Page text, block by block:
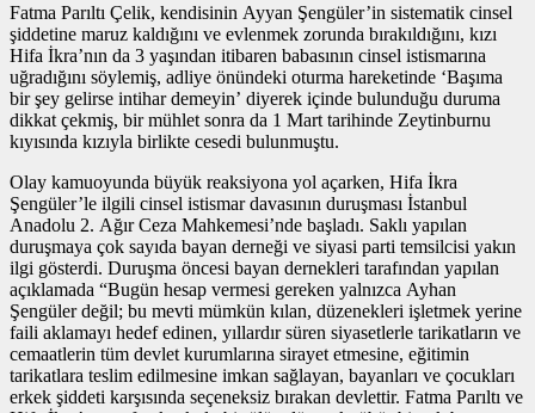
Fatma Parıltı Çelik, kendisinin Ayyan Şengüler’in sistematik cinsel
şiddetine maruz kaldığını ve evlenmek zorunda bırakıldığını, kızı
Hifa İkra’nın da 3 yaşından itibaren babasının cinsel istismarına
uğradığını söylemiş, adliye önündeki oturma hareketinde ‘Başıma
bir şey gelirse intihar demeyin’ diyerek içinde bulunduğu duruma
dikkat çekmiş, bir mühlet sonra da 1 Mart tarihinde Zeytinburnu
kıyısında kızıyla birlikte cesedi bulunmuştu.
Olay kamuoyunda büyük reaksiyona yol açarken, Hifa İkra
Şengüler’le ilgili cinsel istismar davasının duruşması İstanbul
Anadolu 2. Ağır Ceza Mahkemesi’nde başladı. Saklı yapılan
duruşmaya çok sayıda bayan derneği ve siyasi parti temsilcisi yakın
ilgi gösterdi. Duruşma öncesi bayan dernekleri tarafından yapılan
açıklamada “Bugün hesap vermesi gereken yalnızca Ayhan
Şengüler değil; bu mevti mümkün kılan, düzenekleri işletmek yerine
faili aklamayı hedef edinen, yıllardır süren siyasetlerle tarikatların ve
cemaatlerin tüm devlet kurumlarına sirayet etmesine, eğitimin
tarikatlara teslim edilmesine imkan sağlayan, bayanları ve çocukları
erkek şiddeti karşısında seçeneksiz bırakan devlettir. Fatma Parıltı ve